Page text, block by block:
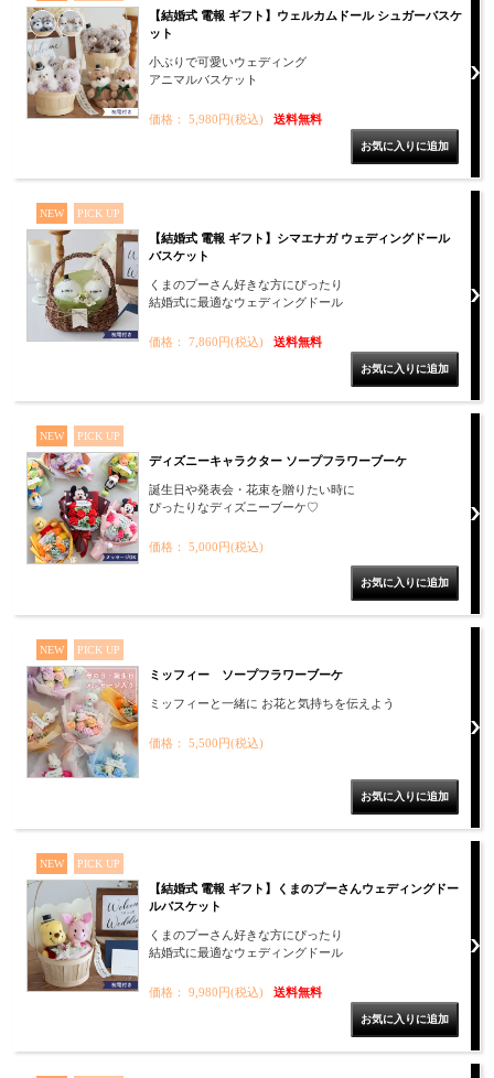
【結婚式 電報 ギフト】ウェルカムドール シュガーバスケ
ット
小ぶりで可愛いウェディング
アニマルバスケット
価格： 5,980円(税込) 送料無料
NEW PICK UP
【結婚式 電報 ギフト】シマエナガ ウェディングドール
バスケット
くまのプーさん好きな方にぴったり
結婚式に最適なウェディングドール
価格： 7,860円(税込) 送料無料
NEW PICK UP
ディズニーキャラクター ソープフラワーブーケ
誕生日や発表会・花束を贈りたい時に
ぴったりなディズニーブーケ♡
価格： 5,000円(税込)
NEW PICK UP
ミッフィー ソープフラワーブーケ
ミッフィーと一緒に お花と気持ちを伝えよう
価格： 5,500円(税込)
NEW PICK UP
【結婚式 電報 ギフト】くまのプーさんウェディングドー
ルバスケット
くまのプーさん好きな方にぴったり
結婚式に最適なウェディングドール
価格： 9,980円(税込) 送料無料